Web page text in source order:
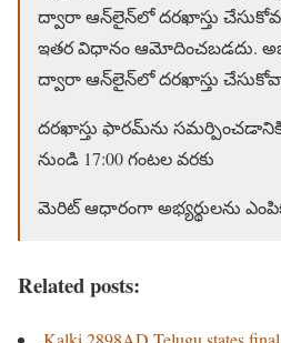
ద్వారా ఆన్‌లైన్‌లో దరఖాస్తు
ఇతర విధానం ఆమోదించబడదు.
ద్వారా ఆన్‌లైన్‌లో దరఖాస్తు
దరఖాస్తు ఫారమ్‌ను
నుండి 17:00 గంటల వరకు
మెరిట్ ఆధారంగా అభ్యర్థులను
Related posts: